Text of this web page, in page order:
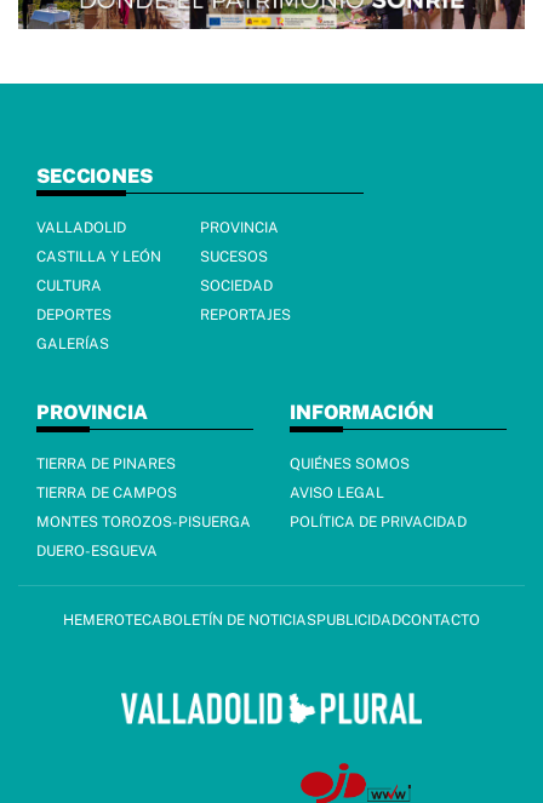
SECCIONES
VALLADOLID
PROVINCIA
CASTILLA Y LEÓN
SUCESOS
CULTURA
SOCIEDAD
DEPORTES
REPORTAJES
GALERÍAS
PROVINCIA
TIERRA DE PINARES
TIERRA DE CAMPOS
MONTES TOROZOS-PISUERGA
DUERO-ESGUEVA
INFORMACIÓN
QUIÉNES SOMOS
AVISO LEGAL
POLÍTICA DE PRIVACIDAD
HEMEROTECABOLETÍN DE NOTICIASPUBLICIDADCONTACTO